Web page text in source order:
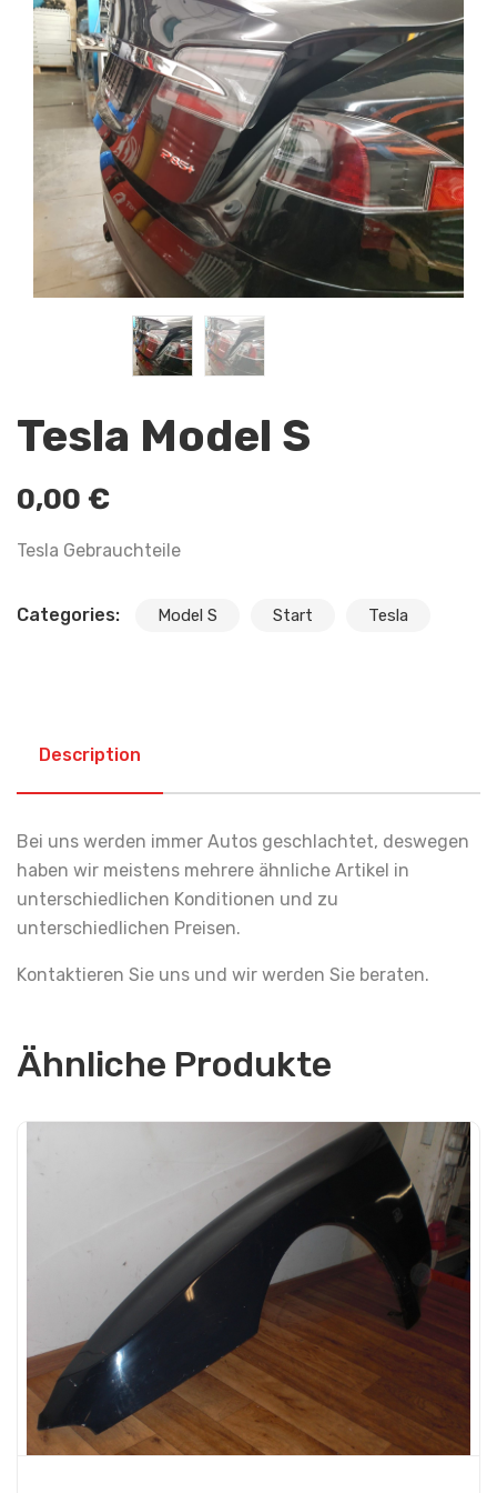
Tesla Model S
0,00 €
Tesla Gebrauchteile
Categories: Model S Start Tesla
Description
Bei uns werden immer Autos geschlachtet, deswegen
haben wir meistens mehrere ähnliche Artikel in
unterschiedlichen Konditionen und zu
unterschiedlichen Preisen.
Kontaktieren Sie uns und wir werden Sie beraten.
Ähnliche Produkte